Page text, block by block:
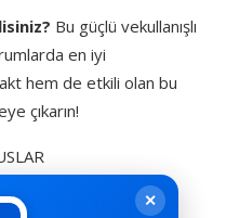
Bu güçlü vekullanışlı
en iyi
hem de etkili olan bu
çıkarın!
çocuklar tarafından
✕